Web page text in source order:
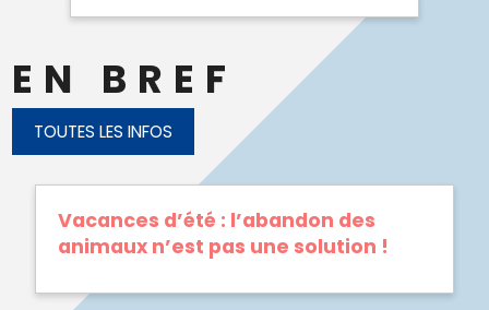
EN BREF
Vacances d’été : l’abandon des
animaux n’est pas une solution !
TOUTES LES INFOS